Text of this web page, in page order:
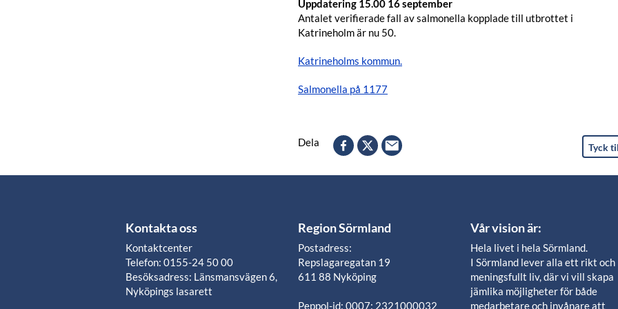
Uppdatering 15.00 16 september
Antalet verifierade fall av salmonella kopplade till utbrottet i
Katrineholm är nu 50.
Katrineholms kommun.
Salmonella på 1177
Dela Tyck
Kontakta oss
Kontaktcenter
Telefon: 0155-24 50 00
Besöksadress: Länsmansvägen 6,
Nyköpings lasarett
Region Sörmland
Postadress:
Repslagaregatan 19
611 88 Nyköping
Peppol-id: 0007: 2321000032
Vår vision är:
Hela livet i hela Sörmland.
I Sörmland lever alla ett rikt och
meningsfullt liv, där vi vill skapa
jämlika möjligheter för både
medarbetare och invånare att